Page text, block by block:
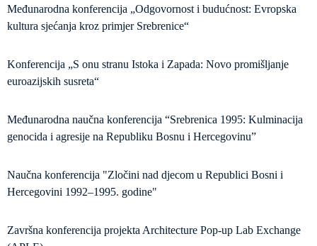
Međunarodna konferencija „Odgovornost i budućnost: Evropska
kultura sjećanja kroz primjer Srebrenice“
Konferencija „S onu stranu Istoka i Zapada: Novo promišljanje
euroazijskih susreta“
Međunarodna naučna konferencija “Srebrenica 1995: Kulminacija
genocida i agresije na Republiku Bosnu i Hercegovinu”
Naučna konferencija "Zločini nad djecom u Republici Bosni i
Hercegovini 1992–1995. godine"
Završna konferencija projekta Architecture Pop-up Lab Exchange